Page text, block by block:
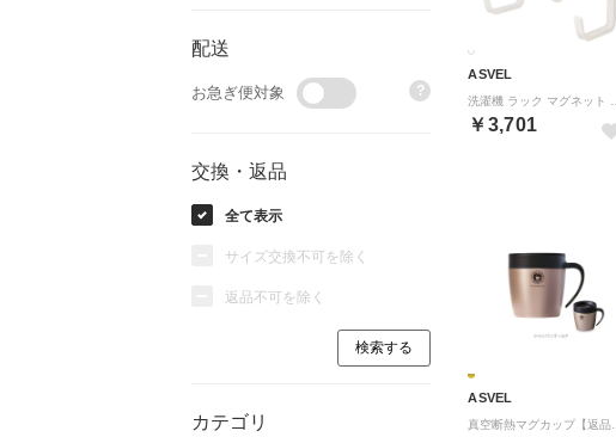
配送
お急ぎ便対象 ?
交換・返品
全て表示
サイズ交換不可を除く
返品不可を除く
カテゴリ
ASVEL
￥3,701
ASVEL